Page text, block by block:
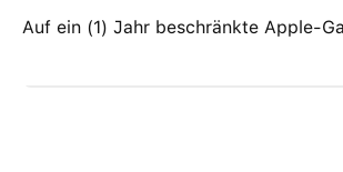
Auf ein (1) Jahr beschränkte Apple-